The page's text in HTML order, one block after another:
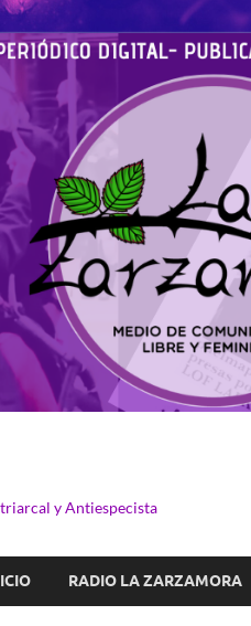
y Antiespecista
RADIO LA ZARZAMORA